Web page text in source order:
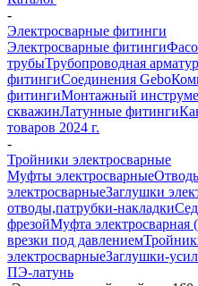
-
Электросварные фитинги
Электросварные фитинги
трубыТрубопроводная
фитингиСоединения Gebo
фитингиМонтажный
скважинЛатунные фитинги
товаров 2024 г.
-
Тройники электросварные
Муфты электросварные
электросварныеЗаглушки
отводы,патрубки-накладки
фрезойМуфта электросварная
врезки под давлением
электросварныеЗаглушки-
ПЭ-латунь